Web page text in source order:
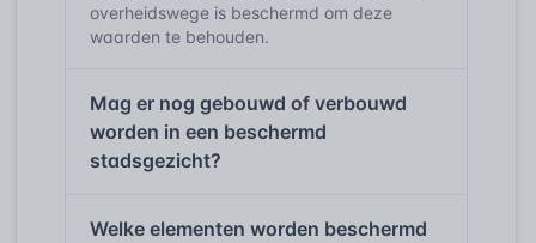
overheidswege is beschermd om deze
waarden te behouden.
Mag er nog gebouwd of verbouwd
worden in een beschermd
stadsgezicht?
Welke elementen worden beschermd